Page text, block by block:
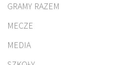
GRAMY RAZEM
MECZE
MEDIA